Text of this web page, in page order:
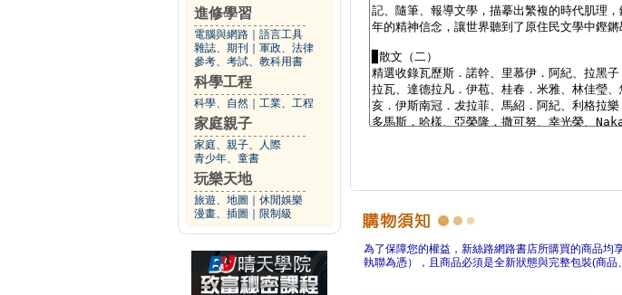
進修學習
電腦與網路
語言工具
雜誌、期刊
軍政、法律
參考、考試、教科用書
科學工程
科學、自然 工業、工程
家庭親子
家庭、親子、人際
青少年、童書
玩樂天地
旅遊、地圖
休閒娛樂
漫畫、插圖
限制級
為了保障您的權益，新絲路網路書店所購買的商品均
執聯為憑），且商品必須是全新狀態與完整包裝(商